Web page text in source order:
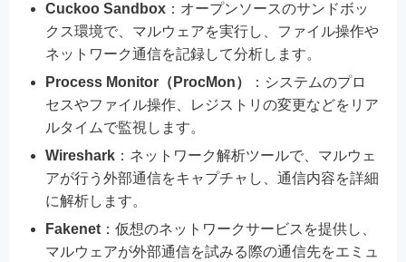
Cuckoo Sandbox ：オープンソースのサンドボッ
クス環境で、マルウェアを実行し、ファイル操作や
ネットワーク通信を記録して分析します。
Process Monitor（ProcMon）
：システムのプロ
セスやファイル操作、レジストリの変更などをリア
ルタイムで監視します。
Wireshark ：ネットワーク解析ツールで、マルウェ
アが行う外部通信をキャプチャし、通信内容を詳細
に解析します。
Fakenet ：仮想のネットワークサービスを提供し、
マルウェアが外部通信を試みる際の通信先をエミュ